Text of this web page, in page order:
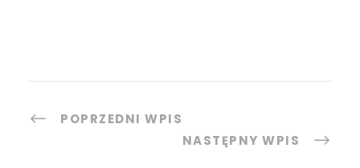
POPRZEDNI WPIS
NASTĘPNY WPIS